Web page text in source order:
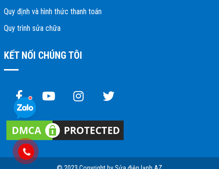
Quy định và hình thức thanh toán
Quy trình sửa chữa
KẾT NỐI CHÚNG TÔI